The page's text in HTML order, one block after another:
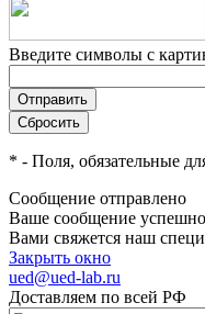
Введите символы с
* - Поля, обязательные
Сообщение отправлено
Ваше сообщение
Вами свяжется наш
Закрыть окно
ued@ued-lab.ru
Доставляем по всей РФ